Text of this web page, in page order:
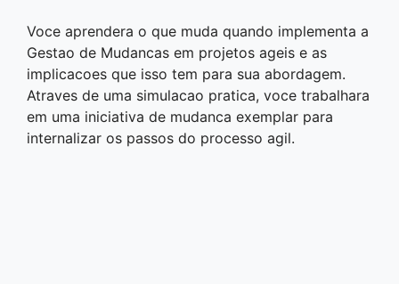
Voce aprendera o que muda quando implementa a
Gestao de Mudancas em projetos ageis e as
implicacoes que isso tem para sua abordagem.
Atraves de uma simulacao pratica, voce trabalhara
em uma iniciativa de mudanca exemplar para
internalizar os passos do processo agil.